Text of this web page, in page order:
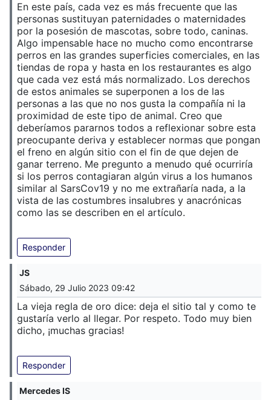
En este país, cada vez es más frecuente que las
personas sustituyan paternidades o maternidades
por la posesión de mascotas, sobre todo, caninas.
Algo impensable hace no mucho como encontrarse
perros en las grandes superficies comerciales, en las
tiendas de ropa y hasta en los restaurantes es algo
que cada vez está más normalizado. Los derechos
de estos animales se superponen a los de las
personas a las que no nos gusta la compañía ni la
proximidad de este tipo de animal. Creo que
deberíamos pararnos todos a reflexionar sobre esta
preocupante deriva y establecer normas que pongan
el freno en algún sitio con el fin de que dejen de
ganar terreno. Me pregunto a menudo qué ocurriría
si los perros contagiaran algún virus a los humanos
similar al SarsCov19 y no me extrañaría nada, a la
vista de las costumbres insalubres y anacrónicas
como las se describen en el artículo.
Responder
JS
Sábado, 29 Julio 2023 09:42
La vieja regla de oro dice: deja el sitio tal y como te
gustaría verlo al llegar. Por respeto. Todo muy bien
dicho, ¡muchas gracias!
Responder
Mercedes IS